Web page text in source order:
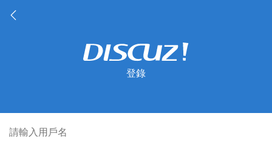
登錄